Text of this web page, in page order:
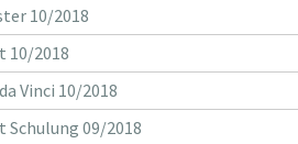
10/2018
10/2018
Vinci 10/2018
Schulung 09/2018